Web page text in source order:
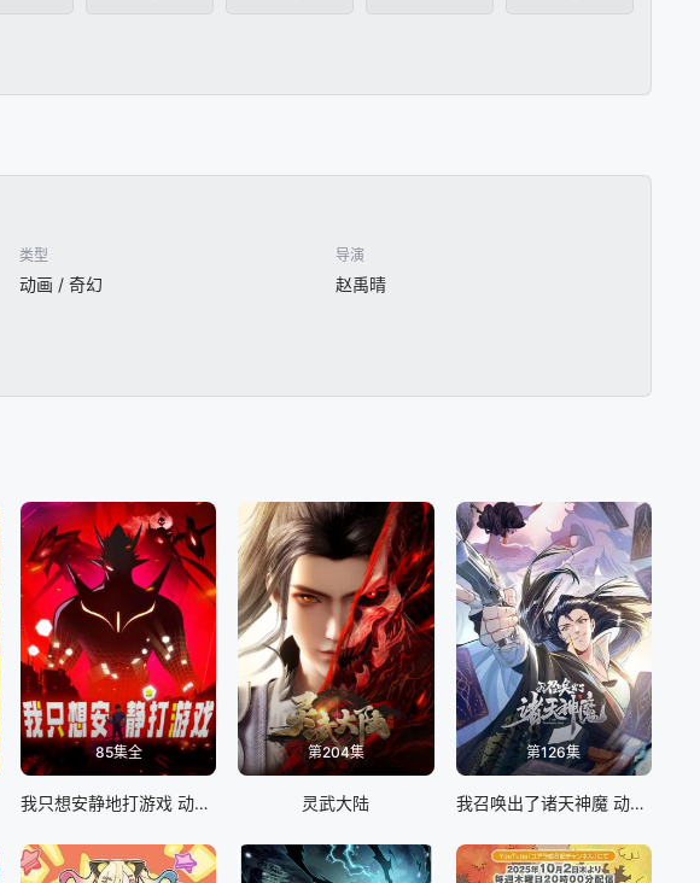
类型
动画 / 奇幻
导演
赵禹晴
85集全
我只想安静地打游戏 动态漫画
第204集
灵武大陆
第126集
我召唤出了诸天神魔 动态漫画 第一季